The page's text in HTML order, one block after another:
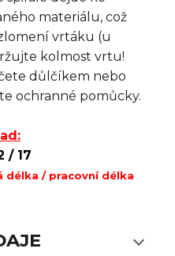
materiálu, což
vrtáku (u
kolmost vrtu!
důlčíkem nebo
ochranné pomůcky.
/ 17
délka / pracovní délka